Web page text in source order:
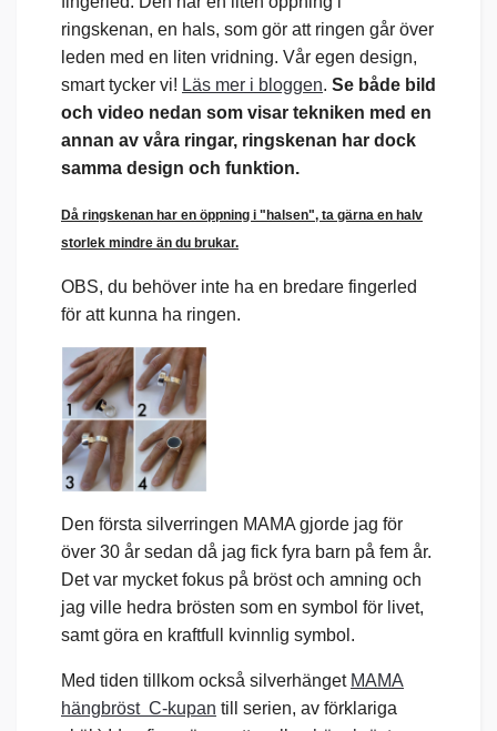
ringskenan, en hals, som gör att ringen går över
leden med en liten vridning. Vår egen design,
smart tycker vi! Läs mer i bloggen. Se både bild
och video nedan som visar tekniken med en
annan av våra ringar, ringskenan har dock
samma design och funktion.
Då ringskenan har en öppning i "halsen", ta gärna en halv
storlek mindre än du brukar.
OBS, du behöver inte ha en bredare fingerled
för att kunna ha ringen.
Den första silverringen MAMA gjorde jag för
över 30 år sedan då jag fick fyra barn på fem år.
Det var mycket fokus på bröst och amning och
jag ville hedra brösten som en symbol för livet,
samt göra en kraftfull kvinnlig symbol.
Med tiden tillkom också silverhänget MAMA
hängbröst C-kupan till serien, av förklariga